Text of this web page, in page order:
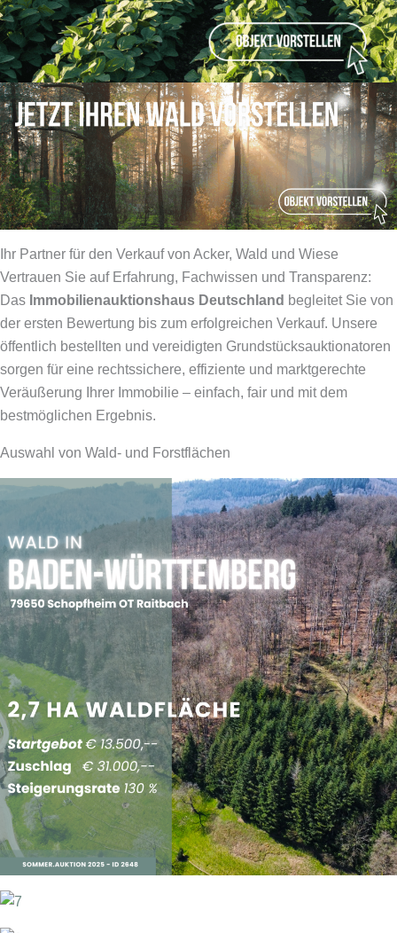
Ihr Partner für den Verkauf von Acker, Wald und Wiese
Vertrauen Sie auf Erfahrung, Fachwissen und Transparenz:
Das Immobilienauktionshaus Deutschland begleitet Sie von
der ersten Bewertung bis zum erfolgreichen Verkauf. Unsere
öffentlich bestellten und vereidigten Grundstücksauktionatoren
sorgen für eine rechtssichere, effiziente und marktgerechte
Veräußerung Ihrer Immobilie – einfach, fair und mit dem
bestmöglichen Ergebnis.
Auswahl von Wald- und Forstflächen